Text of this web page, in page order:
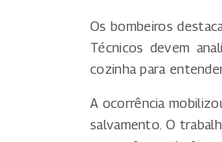
Os bombeiros
Técnicos devem
cozinha para
A ocorrência
salvamento. O